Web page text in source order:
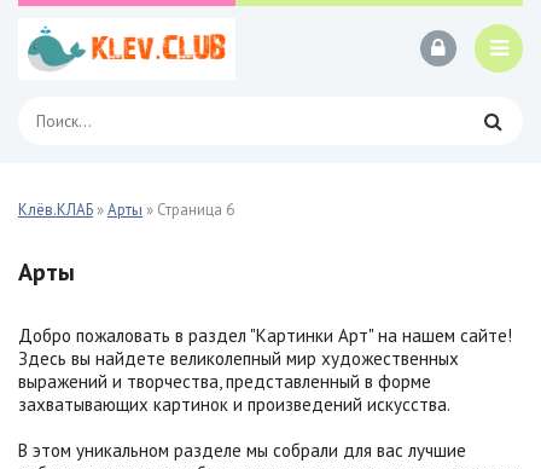
Клёв.КЛАБ »Арты » Страница 6
Арты
Добро пожаловать в раздел "Картинки Арт" на нашем сайте!
Здесь вы найдете великолепный мир художественных
выражений и творчества, представленный в форме
захватывающих картинок и произведений искусства.
В этом уникальном разделе мы собрали для вас лучшие